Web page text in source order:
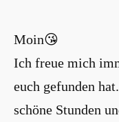
Moin😘
Ich freue mich
euch gefunden
schöne Stunden